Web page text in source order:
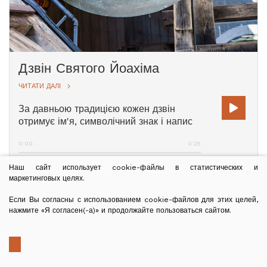
Дзвін Святого Йоахіма
ЧИТАТИ ДАЛІ
За давньою традицією кожен дзвін
отримує ім'я, символічний знак і напис
важить 2,595 кг, був охрещений ім'ям
Йоахіма на честь святого покровителя
кардинала Йоахіма Мейснера. Якір,
який можна побачити на дзвоні,
символізує надію, а напис проголошує:
Spes nostra firma ("Наша надія
0:00 0:25
Наш сайт использует cookie-файлы в статистических и
маркетинговых целях.
Если Вы согласны с использованием cookie-файлов для этих целей,
нажмите «Я согласен(-а)» и продолжайте пользоваться сайтом.